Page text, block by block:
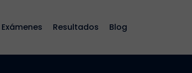
Exámenes Resultados Blog